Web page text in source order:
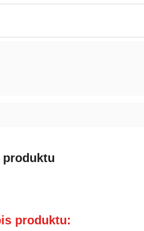
produktu
produktu: